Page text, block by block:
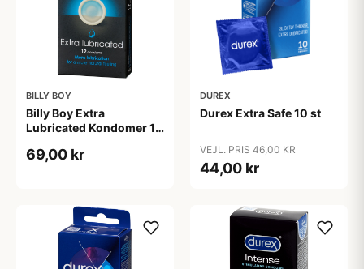
BILLY BOY
Billy Boy Extra
Lubricated Kondomer 12
69,00 kr
DUREX
Durex Extra Safe 10 st
VEJL. PRIS 46,00 KR
44,00 kr